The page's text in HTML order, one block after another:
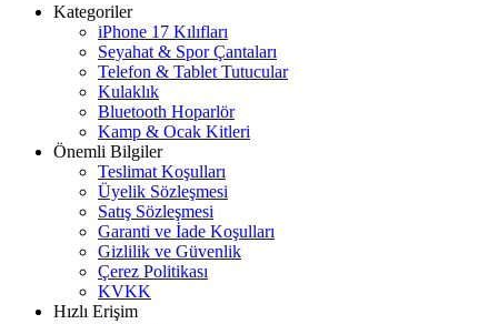
Kategoriler
iPhone 17 Kılıfları
Seyahat & Spor Çantaları
Telefon & Tablet Tutucular
Kulaklık
Bluetooth Hoparlör
Kamp & Ocak Kitleri
Önemli Bilgiler
Teslimat Koşulları
Üyelik Sözleşmesi
Satış Sözleşmesi
Garanti ve İade Koşulları
Gizlilik ve Güvenlik
Çerez Politikası
KVKK
Hızlı Erişim